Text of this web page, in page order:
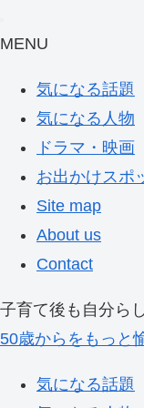
MENU
気になる話題
気になる人物
ドラマ・映画
お出かけスポ
Site map
About us
Contact
子育て後も自分ら
50歳からをもっと
気になる話題